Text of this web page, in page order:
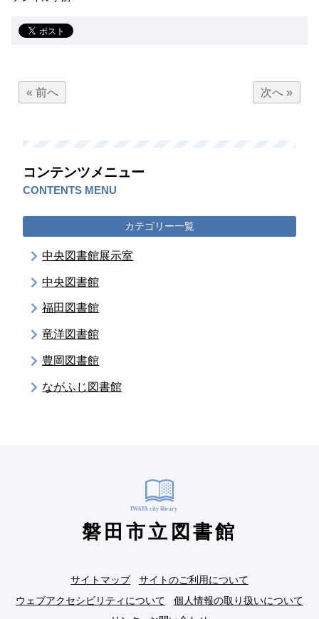
« 前へ 次へ »
コンテンツメニュー
CONTENTS MENU
カテゴリー一覧
中央図書館展示室
中央図書館
福田図書館
竜洋図書館
豊岡図書館
ながふじ図書館
磐田市立図書館
サイトマップ
サイトのご利用について
ウェブアクセシビリティについて
個人情報の取り扱いについて